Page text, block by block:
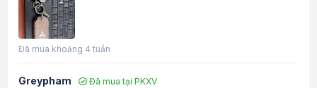
Đã mua khoảng 4 tuần
Greypham
Đã mua tại PKXV